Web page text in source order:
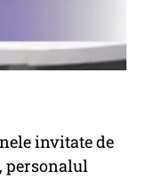
invitate de
personalul